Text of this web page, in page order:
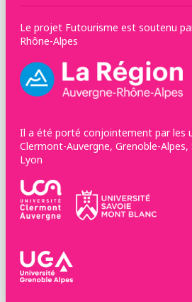
Le projet Futourisme est soutenu
Rhône-Alpes
Il a été porté conjointement par les
Clermont-Auvergne, Grenoble-
Lyon